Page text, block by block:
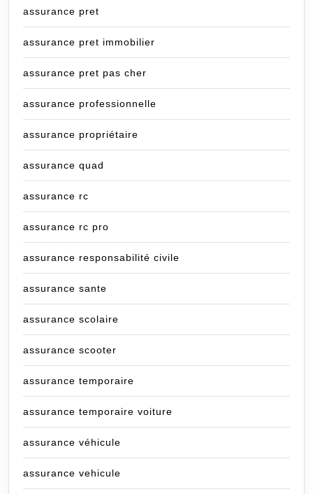
assurance pret
assurance pret immobilier
assurance pret pas cher
assurance professionnelle
assurance propriétaire
assurance quad
assurance rc
assurance rc pro
assurance responsabilité civile
assurance sante
assurance scolaire
assurance scooter
assurance temporaire
assurance temporaire voiture
assurance véhicule
assurance vehicule